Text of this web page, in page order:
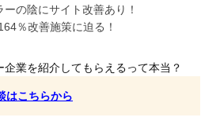
の陰にサイト改善あり！
％改善施策に迫る！
企業を紹介してもらえるって本当？
はこちらから